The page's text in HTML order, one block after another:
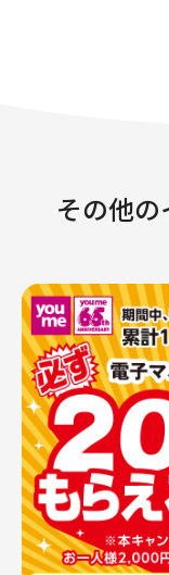
その他